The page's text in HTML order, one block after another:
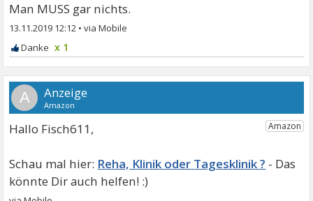
Man MUSS gar nichts.
13.11.2019 12:12 •
x 1
A
Hallo Fisch611,
Reha, Klinik oder Tagesklinik ?